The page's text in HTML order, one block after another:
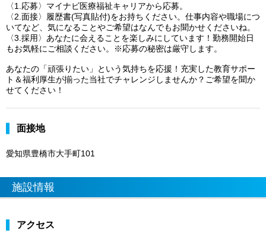
〈1.応募〉マイナビ医療福祉キャリアから応募。
〈2.面接〉履歴書(写真貼付)をお持ちください。仕事内容や職場につ
いてなど、気になることやご希望はなんでもお聞かせくださいね。
〈3.採用〉あなたに会えることを楽しみにしています！勤務開始日
もお気軽にご相談ください。※応募の秘密は厳守します。
あなたの「頑張りたい」という気持ちを応援！充実した教育サポー
ト＆福利厚生が揃った当社でチャレンジしませんか？ご希望を聞か
せてください！
面接地
愛知県豊橋市大手町101
施設情報
アクセス